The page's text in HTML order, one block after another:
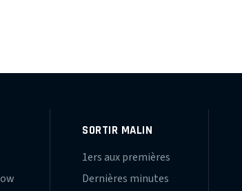
SORTIR MALIN
1ers aux premières
Dernières minutes